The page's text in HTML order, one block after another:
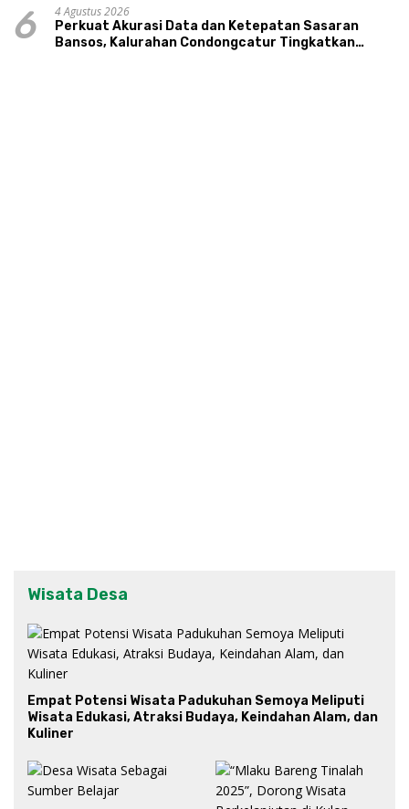
6
4 Agustus 2026
Perkuat Akurasi Data dan Ketepatan Sasaran
Bansos, Kalurahan Condongcatur Tingkatkan
Wisata Desa
Empat Potensi Wisata Padukuhan Semoya Meliputi
Wisata Edukasi, Atraksi Budaya, Keindahan Alam, dan
Kuliner